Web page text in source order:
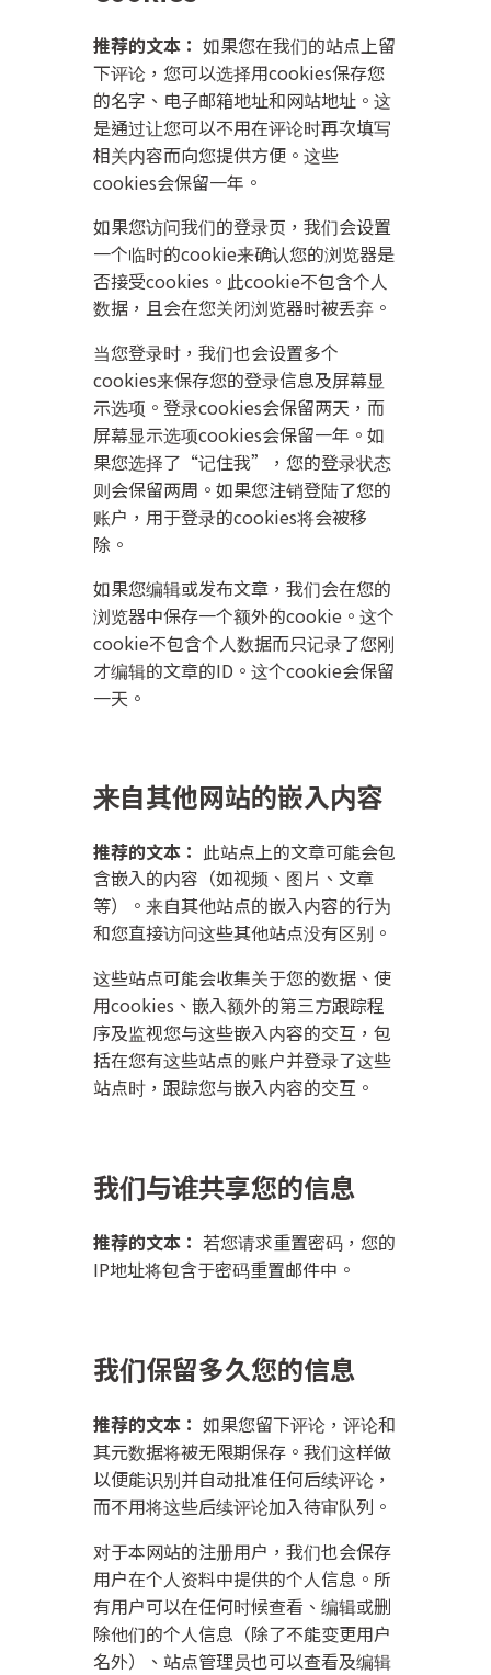
推荐的文本： 如果您在我们的站点上留
下评论，您可以选择用cookies保存您
的名字、电子邮箱地址和网站地址。这
是通过让您可以不用在评论时再次填写
相关内容而向您提供方便。这些
cookies会保留一年。
如果您访问我们的登录页，我们会设置
一个临时的cookie来确认您的浏览器是
否接受cookies。此cookie不包含个人
数据，且会在您关闭浏览器时被丢弃。
当您登录时，我们也会设置多个
cookies来保存您的登录信息及屏幕显
示选项。登录cookies会保留两天，而
屏幕显示选项cookies会保留一年。如
果您选择了“记住我”，您的登录状态
则会保留两周。如果您注销登陆了您的
账户，用于登录的cookies将会被移
除。
如果您编辑或发布文章，我们会在您的
浏览器中保存一个额外的cookie。这个
cookie不包含个人数据而只记录了您刚
才编辑的文章的ID。这个cookie会保留
一天。
来自其他网站的嵌入内容
推荐的文本： 此站点上的文章可能会包
含嵌入的内容（如视频、图片、文章
等）。来自其他站点的嵌入内容的行为
和您直接访问这些其他站点没有区别。
这些站点可能会收集关于您的数据、使
用cookies、嵌入额外的第三方跟踪程
序及监视您与这些嵌入内容的交互，包
括在您有这些站点的账户并登录了这些
站点时，跟踪您与嵌入内容的交互。
我们与谁共享您的信息
推荐的文本： 若您请求重置密码，您的
IP地址将包含于密码重置邮件中。
我们保留多久您的信息
推荐的文本： 如果您留下评论，评论和
其元数据将被无限期保存。我们这样做
以便能识别并自动批准任何后续评论，
而不用将这些后续评论加入待审队列。
对于本网站的注册用户，我们也会保存
用户在个人资料中提供的个人信息。所
有用户可以在任何时候查看、编辑或删
除他们的个人信息（除了不能变更用户
名外）、站点管理员也可以查看及编辑